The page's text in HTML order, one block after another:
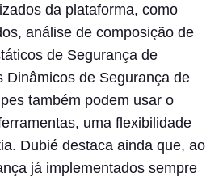
da plataforma, como
análise de composição de
de Segurança de
Dinâmicos de Segurança de
também podem usar o
uma flexibilidade
Dubié destaca ainda que, ao
já implementados sempre